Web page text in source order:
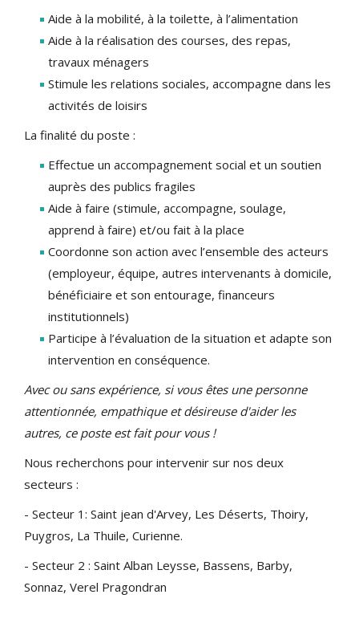
Aide à la mobilité, à la toilette, à l’alimentation
Aide à la réalisation des courses, des repas,
travaux ménagers
Stimule les relations sociales, accompagne dans les
activités de loisirs
La finalité du poste :
Effectue un accompagnement social et un soutien
auprès des publics fragiles
Aide à faire (stimule, accompagne, soulage,
apprend à faire) et/ou fait à la place
Coordonne son action avec l’ensemble des acteurs
(employeur, équipe, autres intervenants à domicile,
bénéficiaire et son entourage, financeurs
institutionnels)
Participe à l’évaluation de la situation et adapte son
intervention en conséquence.
Avec ou sans expérience, si vous êtes une personne
attentionnée, empathique et désireuse d'aider les
autres, ce poste est fait pour vous !
Nous recherchons pour intervenir sur nos deux
secteurs :
- Secteur 1: Saint jean d'Arvey, Les Déserts, Thoiry,
Puygros, La Thuile, Curienne.
- Secteur 2 : Saint Alban Leysse, Bassens, Barby,
Sonnaz, Verel Pragondran